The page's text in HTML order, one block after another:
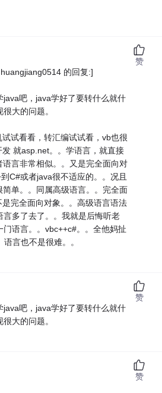
的回复:]
java吧，java学好了要转什么就什
大的问题。
试看看，转汇编试试看，vb也很
就asp.net。。学语言，就直接
言非常相似。。又是完全面向对
C#或者java很不适应的。。况且
单。。同属高级语言。。完全面
完全面向对象。。高级语言语法
言多了去了。。我就是后悔听老
门语言。。vbc++c#。。全他妈扯
言也不是很难。。
赞
java吧，java学好了要转什么就什
大的问题。
赞
赞